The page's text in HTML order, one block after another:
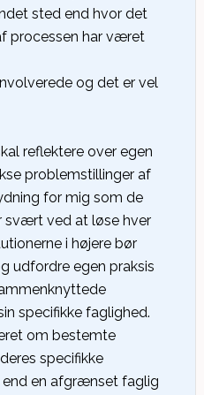
sted end hvor det
processen har været
og det er vel
reflektere over egen
problemstillinger af
for mig som de
svært ved at løse hver
i højere bør
udfordre egen praksis
specifikke faglighed.
om bestemte
specifikke
en afgrænset faglig